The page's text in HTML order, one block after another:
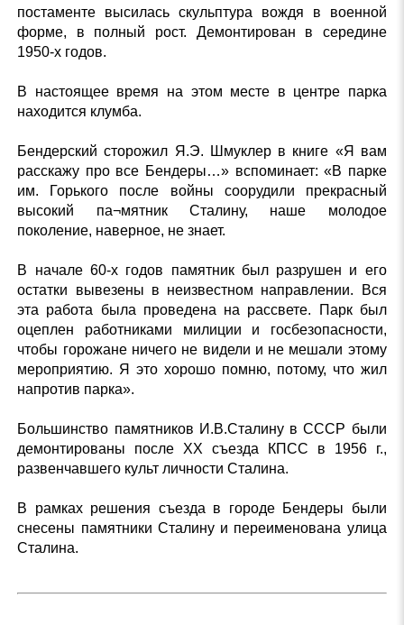
постаменте высилась скульптура вождя в военной
форме, в полный рост. Демонтирован в середине
1950-х годов.
В настоящее время на этом месте в центре парка
находится клумба.
Бендерский сторожил Я.Э. Шмуклер в книге «Я вам
расскажу про все Бендеры…» вспоминает: «В парке
им. Горького после войны соорудили прекрасный
высокий па¬мятник Сталину, наше молодое
поколение, наверное, не знает.
В начале 60-х годов памятник был разрушен и его
остатки вывезены в неизвестном направлении. Вся
эта работа была проведена на рассвете. Парк был
оцеплен работниками милиции и госбезопасности,
чтобы горожане ничего не видели и не мешали этому
мероприятию. Я это хорошо помню, потому, что жил
напротив парка».
Большинство памятников И.В.Сталину в СССР были
демонтированы после XX съезда КПСС в 1956 г.,
развенчавшего культ личности Сталина.
В рамках решения съезда в городе Бендеры были
снесены памятники Сталину и переименована улица
Сталина.